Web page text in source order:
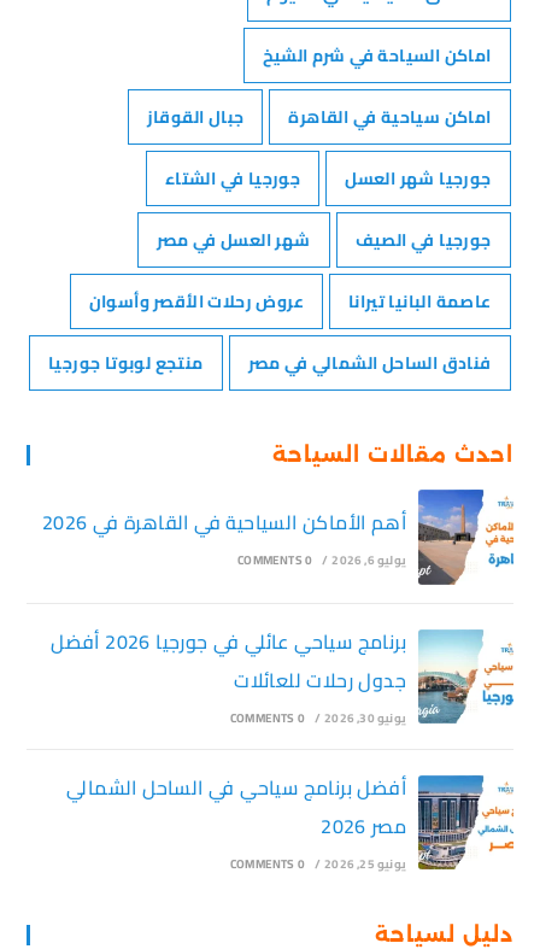
اماكن السياحة في شرم الشيخ
اماكن سياحية في القاهرة
جبال القوقاز
جورجيا شهر العسل
جورجيا في الشتاء
جورجيا في الصيف
شهر العسل في مصر
عاصمة البانيا تيرانا
عروض رحلات الأقصر وأسوان
فنادق الساحل الشمالي في مصر
منتجع لوبوتا جورجيا
احدث مقالات السياحة
أهم الأماكن السياحية في القاهرة في 2026
يوليو 6, 2026 /
0 COMMENTS
برنامج سياحي عائلي في جورجيا 2026 أفضل
جدول رحلات للعائلات
يونيو 30, 2026 /
0 COMMENTS
أفضل برنامج سياحي في الساحل الشمالي
مصر 2026
يونيو 25, 2026 /
0 COMMENTS
دليل لسياحة